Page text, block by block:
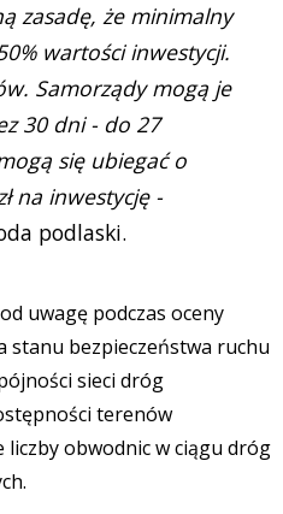
zasadę, że minimalny
wartości inwestycji.
Samorządy mogą je
30 dni - do 27
się ubiegać o
na inwestycję -
podlaski.
uwagę podczas oceny
stanu bezpieczeństwa ruchu
sieci dróg
terenów
liczby obwodnic w ciągu dróg